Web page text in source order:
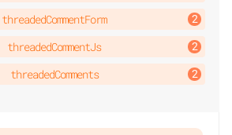
threadedCommentForm
threadedCommentJs
threadedComments